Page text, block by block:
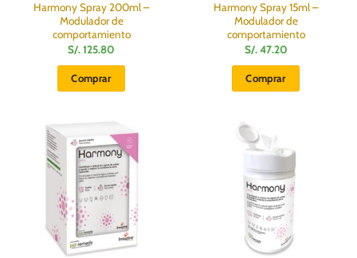
Harmony Spray 200ml –
Modulador de
comportamiento
S/.125.80
Comprar
Harmony Spray 15ml –
Modulador de
comportamiento
S/.47.20
Comprar